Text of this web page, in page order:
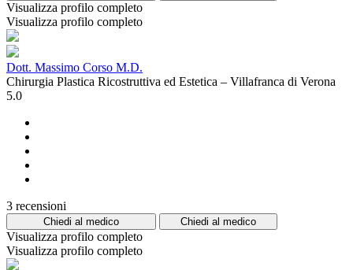
Visualizza profilo completo
Visualizza profilo completo
Dott. Massimo Corso M.D.
Chirurgia Plastica Ricostruttiva ed Estetica – Villafranca di Verona
5.0
3 recensioni
Chiedi al medico Chiedi al medico
Visualizza profilo completo
Visualizza profilo completo